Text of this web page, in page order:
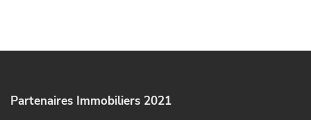
Partenaires Immobiliers 2021